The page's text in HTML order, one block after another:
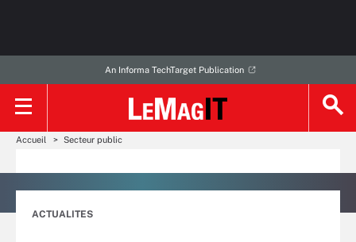
An Informa TechTarget Publication
Accueil Secteur public
ACTUALITES